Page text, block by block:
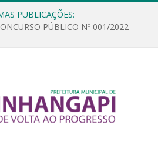
PUBLICAÇÕES:
PÚBLICO Nº 001/2022